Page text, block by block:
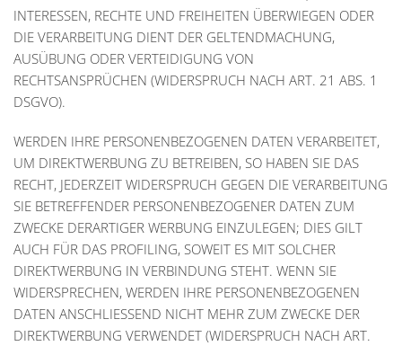
INTERESSEN, RECHTE UND FREIHEITEN ÜBERWIEGEN ODER
DIE VERARBEITUNG DIENT DER GELTENDMACHUNG,
AUSÜBUNG ODER VERTEIDIGUNG VON
RECHTSANSPRÜCHEN (WIDERSPRUCH NACH ART. 21 ABS. 1
DSGVO).
WERDEN IHRE PERSONENBEZOGENEN DATEN VERARBEITET,
UM DIREKTWERBUNG ZU BETREIBEN, SO HABEN SIE DAS
RECHT, JEDERZEIT WIDERSPRUCH GEGEN DIE VERARBEITUNG
SIE BETREFFENDER PERSONENBEZOGENER DATEN ZUM
ZWECKE DERARTIGER WERBUNG EINZULEGEN; DIES GILT
AUCH FÜR DAS PROFILING, SOWEIT ES MIT SOLCHER
DIREKTWERBUNG IN VERBINDUNG STEHT. WENN SIE
WIDERSPRECHEN, WERDEN IHRE PERSONENBEZOGENEN
DATEN ANSCHLIESSEND NICHT MEHR ZUM ZWECKE DER
DIREKTWERBUNG VERWENDET (WIDERSPRUCH NACH ART.